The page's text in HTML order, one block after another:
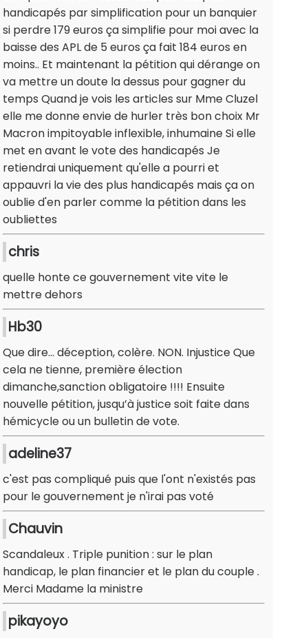
handicapés par simplification pour un banquier
si perdre 179 euros ça simplifie pour moi avec la
baisse des APL de 5 euros ça fait 184 euros en
moins.. Et maintenant la pétition qui dérange on
va mettre un doute la dessus pour gagner du
temps Quand je vois les articles sur Mme Cluzel
elle me donne envie de hurler très bon choix Mr
Macron impitoyable inflexible, inhumaine Si elle
met en avant le vote des handicapés Je
retiendrai uniquement qu'elle a pourri et
appauvri la vie des plus handicapés mais ça on
oublie d'en parler comme la pétition dans les
oubliettes
chris
quelle honte ce gouvernement vite vite le
mettre dehors
Hb30
Que dire… déception, colère. NON. Injustice Que
cela ne tienne, première élection
dimanche,sanction obligatoire !!!! Ensuite
nouvelle pétition, jusqu’à justice soit faite dans
hémicycle ou un bulletin de vote.
adeline37
c'est pas compliqué puis que l'ont n'existés pas
pour le gouvernement je n'irai pas voté
Chauvin
Scandaleux . Triple punition : sur le plan
handicap, le plan financier et le plan du couple .
Merci Madame la ministre
pikayoyo